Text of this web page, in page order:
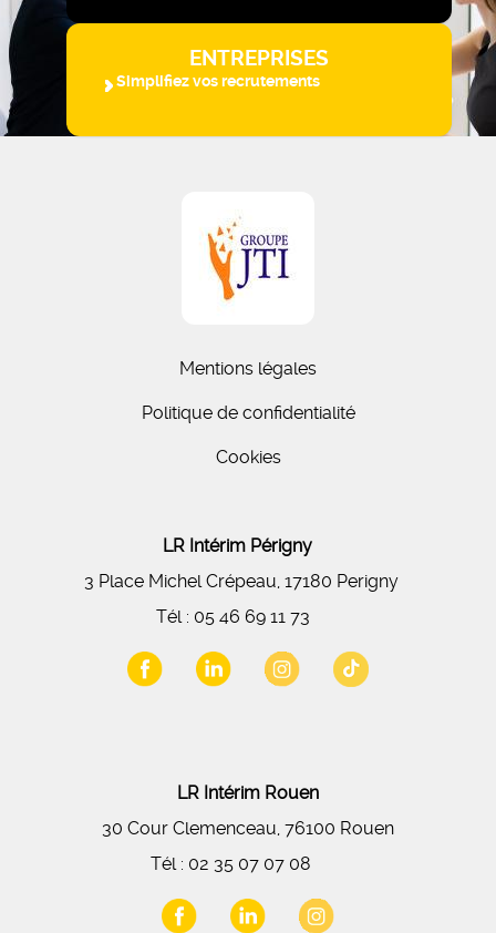
ENTREPRISES
Simplifiez vos recrutements
Mentions légales
Politique de confidentialité
Cookies
LR Intérim Périgny
3 Place Michel Crépeau, 17180 Perigny
Tél : 05 46 69 11 73
LR Intérim Rouen
30 Cour Clemenceau, 76100 Rouen
Tél : 02 35 07 07 08